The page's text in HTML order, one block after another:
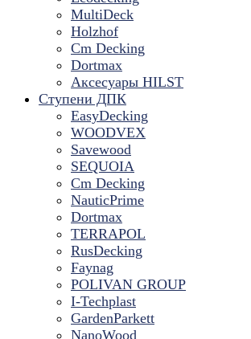
MultiDeck
Holzhof
Cm Decking
Dortmax
Аксесуары HILST
Ступени ДПК
EasyDecking
WOODVEX
Savewood
SEQUOIA
Cm Decking
NauticPrime
Dortmax
TERRAPOL
RusDecking
Faynag
POLIVAN GROUP
I-Techplast
GardenParkett
NanoWood